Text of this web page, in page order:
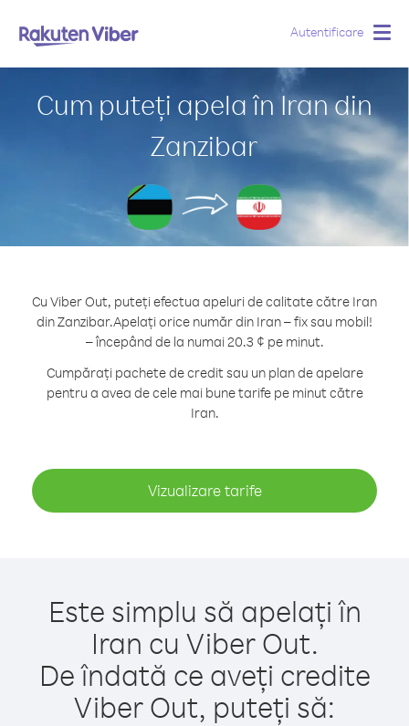
Autentificare
Cum puteți apela în Iran din
Zanzibar
Cu Viber Out, puteți efectua apeluri de calitate către Iran
din Zanzibar.Apelați orice număr din Iran – fix sau mobil!
– începând de la numai 20.3 ¢ pe minut.
Cumpărați pachete de credit sau un plan de apelare
pentru a avea de cele mai bune tarife pe minut către
Iran.
Vizualizare tarife
Este simplu să apelați în
Iran cu Viber Out.
De îndată ce aveți credite
Viber Out, puteți să: